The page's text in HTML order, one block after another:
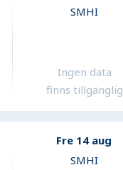
SMHI
Ingen data
finns tillgänglig
Fre 14 aug
SMHI